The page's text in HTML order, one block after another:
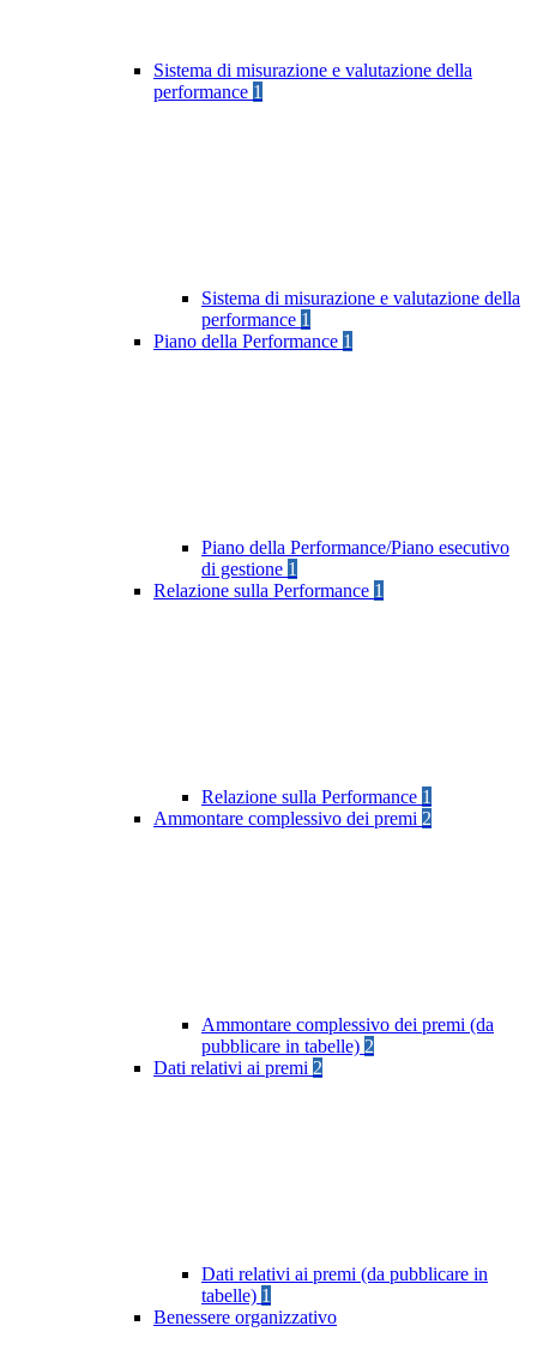
Sistema di misurazione e valutazione della
performance 1
Sistema di misurazione e valutazione della
performance 1
Piano della Performance 1
Piano della Performance/Piano esecutivo
di gestione 1
Relazione sulla Performance 1
Relazione sulla Performance 1
Ammontare complessivo dei premi 2
Ammontare complessivo dei premi (da
pubblicare in tabelle) 2
Dati relativi ai premi 2
Dati relativi ai premi (da pubblicare in
tabelle) 1
Benessere organizzativo